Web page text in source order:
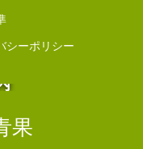
シーポリシー